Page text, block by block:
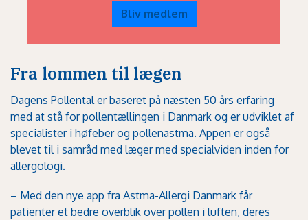
Bliv medlem
Fra lommen til lægen
Dagens Pollental er baseret på næsten 50 års erfaring
med at stå for pollentællingen i Danmark og er udviklet af
specialister i høfeber og pollenastma. Appen er også
blevet til i samråd med læger med specialviden inden for
allergologi.
– Med den nye app fra Astma-Allergi Danmark får
patienter et bedre overblik over pollen i luften, deres